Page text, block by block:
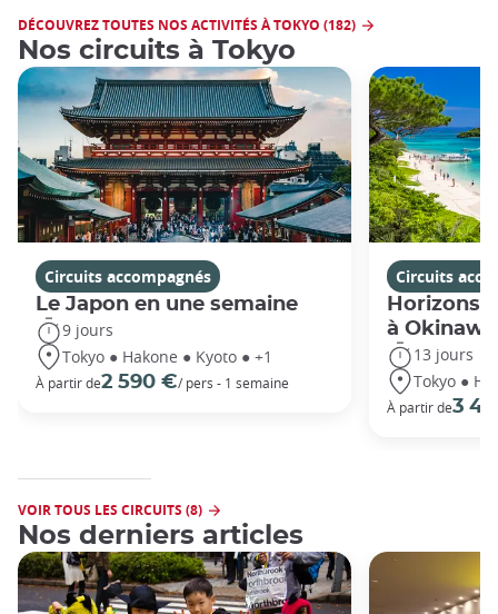
DÉCOUVREZ TOUTES NOS ACTIVITÉS À TOKYO (182)
Nos circuits à Tokyo
Circuits accompagnés
Le Japon en une semaine
9 jours
Tokyo ● Hakone ● Kyoto ● +1
À partir de2 590 €/ pers - 1 semaine
Circuits
Horizons
à Okinawa
13 jours
Tokyo ●
À partir de3
VOIR TOUS LES CIRCUITS (8)
Nos derniers articles